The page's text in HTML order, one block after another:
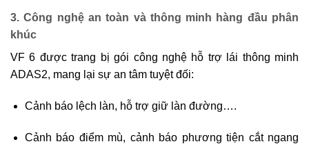
3. Công nghệ an toàn và thông minh hàng đầu phân
khúc
VF 6 được trang bị gói công nghệ hỗ trợ lái thông minh
ADAS2, mang lại sự an tâm tuyệt đối:
Cảnh báo lệch làn, hỗ trợ giữ làn đường….
Cảnh báo điểm mù, cảnh báo phương tiện cắt ngang